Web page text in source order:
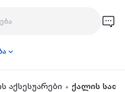
აქსესუარები ქალის